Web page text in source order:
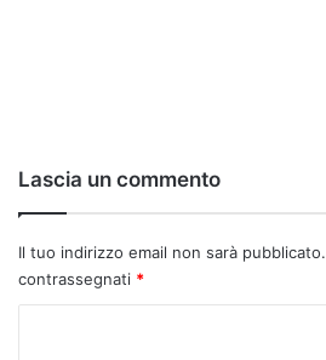
Lascia un commento
Il tuo indirizzo email non sarà pubblicato.
contrassegnati *